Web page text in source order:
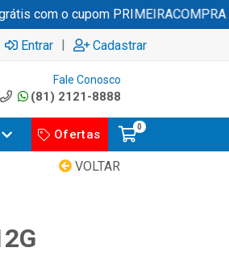
com o cupom PRIMEIRACOMPRA
Entrar | Cadastrar
Fale Conosco
(81) 2121-8888
Ofertas
0
VOLTAR